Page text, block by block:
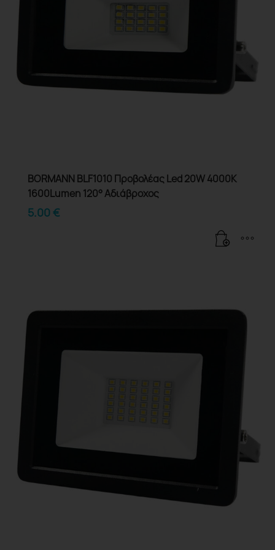
BORMANN BLF1010 Προβολέας Led 20W 4000K
1600Lumen 120° Αδιάβροχος
5.00€